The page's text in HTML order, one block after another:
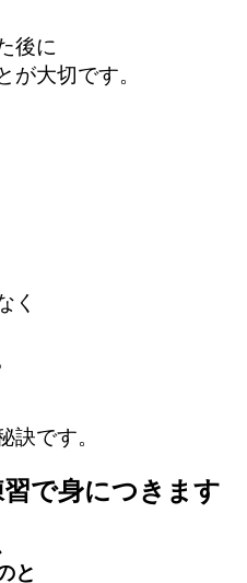
後に
が大切です。
く
訣です。
習で身につきます
と